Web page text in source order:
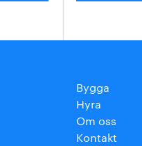
Bygga
Hyra
Om oss
Kontakt